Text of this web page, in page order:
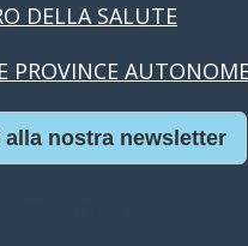
DELLA SALUTE
PROVINCE
nostra newsletter